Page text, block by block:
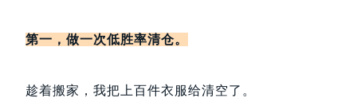
第一，做一次低胜率清仓。
趁着搬家，我把上百件衣服给清空了。